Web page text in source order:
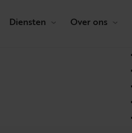
Diensten Over ons